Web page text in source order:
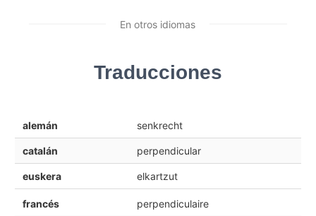
En otros idiomas
Traducciones
alemán senkrecht
catalán perpendicular
euskera elkartzut
francés perpendiculaire